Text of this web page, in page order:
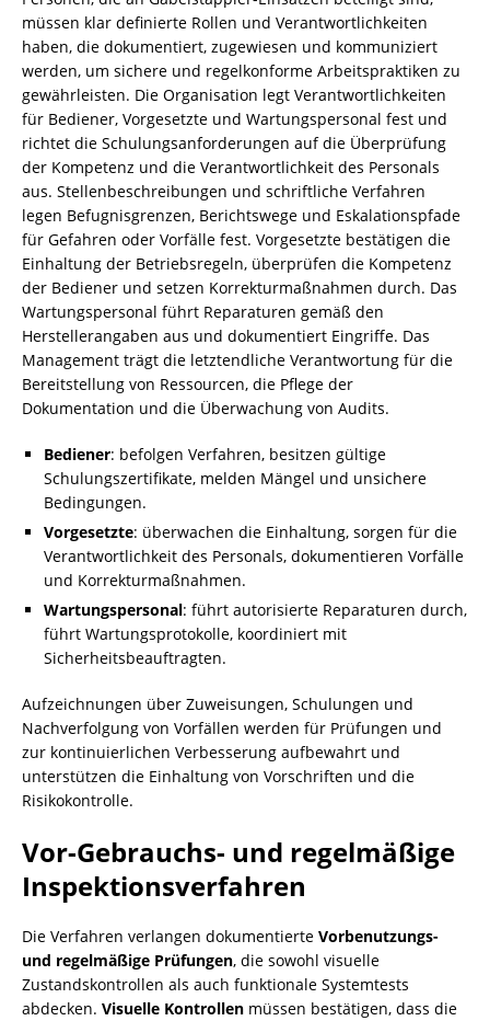
müssen klar definierte Rollen und Verantwortlichkeiten
haben, die dokumentiert, zugewiesen und kommuniziert
werden, um sichere und regelkonforme Arbeitspraktiken zu
gewährleisten. Die Organisation legt Verantwortlichkeiten
für Bediener, Vorgesetzte und Wartungspersonal fest und
richtet die Schulungsanforderungen auf die Überprüfung
der Kompetenz und die Verantwortlichkeit des Personals
aus. Stellenbeschreibungen und schriftliche Verfahren
legen Befugnisgrenzen, Berichtswege und Eskalationspfade
für Gefahren oder Vorfälle fest. Vorgesetzte bestätigen die
Einhaltung der Betriebsregeln, überprüfen die Kompetenz
der Bediener und setzen Korrekturmaßnahmen durch. Das
Wartungspersonal führt Reparaturen gemäß den
Herstellerangaben aus und dokumentiert Eingriffe. Das
Management trägt die letztendliche Verantwortung für die
Bereitstellung von Ressourcen, die Pflege der
Dokumentation und die Überwachung von Audits.
Bediener: befolgen Verfahren, besitzen gültige
Schulungszertifikate, melden Mängel und unsichere
Bedingungen.
Vorgesetzte: überwachen die Einhaltung, sorgen für die
Verantwortlichkeit des Personals, dokumentieren Vorfälle
und Korrekturmaßnahmen.
Wartungspersonal: führt autorisierte Reparaturen durch,
führt Wartungsprotokolle, koordiniert mit
Sicherheitsbeauftragten.
Aufzeichnungen über Zuweisungen, Schulungen und
Nachverfolgung von Vorfällen werden für Prüfungen und
zur kontinuierlichen Verbesserung aufbewahrt und
unterstützen die Einhaltung von Vorschriften und die
Risikokontrolle.
Vor-Gebrauchs- und regelmäßige
Inspektionsverfahren
Die Verfahren verlangen dokumentierte Vorbenutzungs-
und regelmäßige Prüfungen, die sowohl visuelle
Zustandskontrollen als auch funktionale Systemtests
abdecken. Visuelle Kontrollen müssen bestätigen, dass die